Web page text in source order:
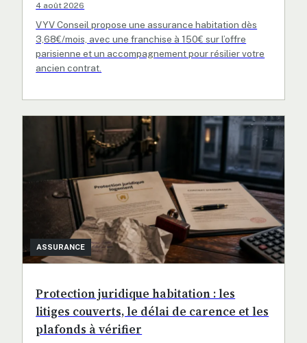
4 août 2026
VYV Conseil propose une assurance habitation dès
3,68€/mois, avec une franchise à 150€ sur l’offre
parisienne et un accompagnement pour résilier votre
ancien contrat.
ASSURANCE
Protection juridique habitation : les
litiges couverts, le délai de carence et les
plafonds à vérifier